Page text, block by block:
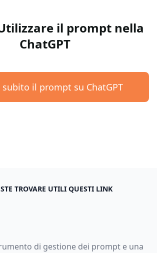
il prompt nella
ChatGPT
subito il prompt su ChatGPT
TROVARE UTILI QUESTI LINK
di gestione dei prompt e una